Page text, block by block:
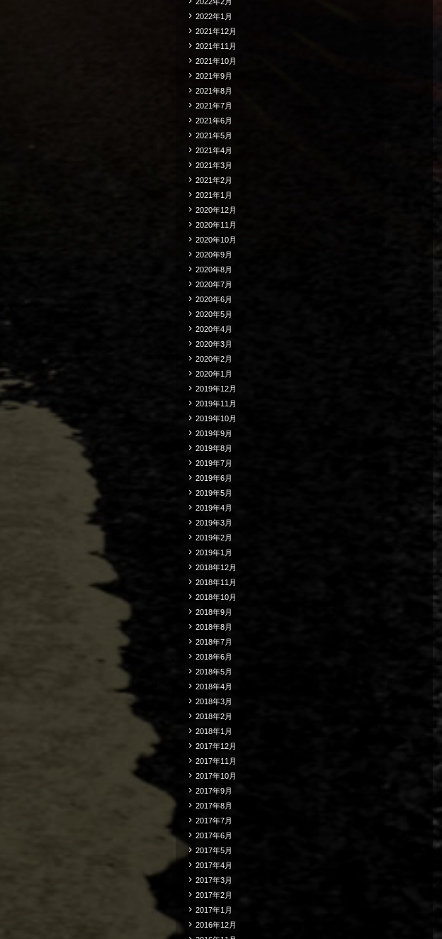
2022年1月
2021年12月
2021年11月
2021年10月
2021年9月
2021年8月
2021年7月
2021年6月
2021年5月
2021年4月
2021年3月
2021年2月
2021年1月
2020年12月
2020年11月
2020年10月
2020年9月
2020年8月
2020年7月
2020年6月
2020年5月
2020年4月
2020年3月
2020年2月
2020年1月
2019年12月
2019年11月
2019年10月
2019年9月
2019年8月
2019年7月
2019年6月
2019年5月
2019年4月
2019年3月
2019年2月
2019年1月
2018年12月
2018年11月
2018年10月
2018年9月
2018年8月
2018年7月
2018年6月
2018年5月
2018年4月
2018年3月
2018年2月
2018年1月
2017年12月
2017年11月
2017年10月
2017年9月
2017年8月
2017年7月
2017年6月
2017年5月
2017年4月
2017年3月
2017年2月
2017年1月
2016年12月